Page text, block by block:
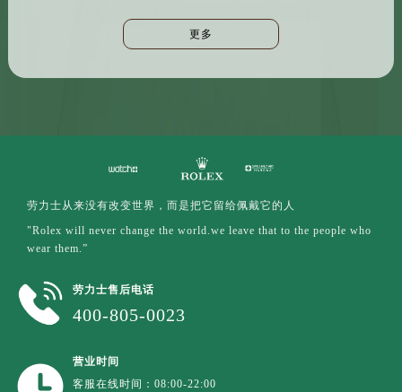
广东省揭阳市榕城进贤门步行街劳力士售后服务中心（需提前预约）
广东省汕头市龙湖区长平路劳力士售后服务中心（需提前预约）
更多
劳力士从来没有改变世界，而是把它留给佩戴它的人
"Rolex will never change the world.we leave that to the people who
wear them.”
劳力士售后电话
400-805-0023
营业时间
客服在线时间：08:00-22:00